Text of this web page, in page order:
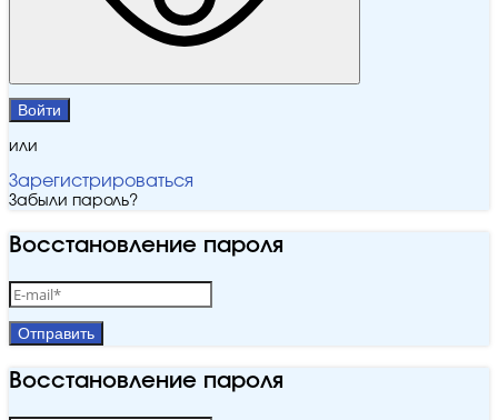
Войти
или
Зарегистрироваться
Забыли пароль?
Восстановление пароля
Отправить
Восстановление пароля